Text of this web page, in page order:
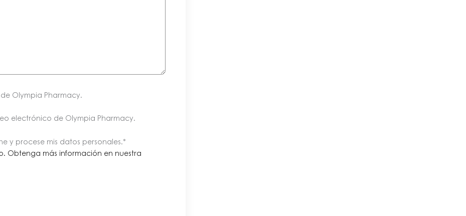
Olympia Pharmacy.
electrónico de Olympia Pharmacy.
y procese mis datos personales.*
Obtenga más información en nuestra